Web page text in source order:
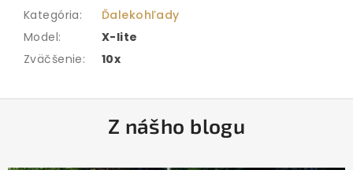
Kategória:
Ďalekohľady
Model:
X-lite
Zväčšenie: 10x
Z nášho blogu